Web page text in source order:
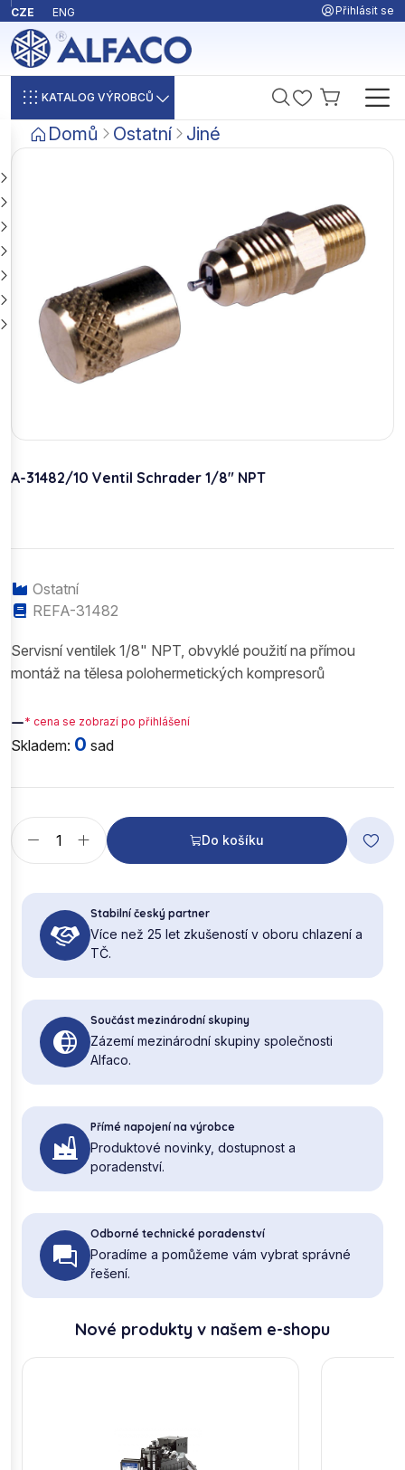
CZE ENG Přihlásit se
KATALOG VÝROBCŮ
Domů Ostatní Jiné
A-31482/10 Ventil Schrader 1/8" NPT
Ostatní
REFA-31482
Servisní ventilek 1/8" NPT, obvyklé použití na přímou
montáž na tělesa polohermetických kompresorů
—* cena se zobrazí po přihlášení
Skladem: 0 sad
Do košíku
Stabilní český partner
Více než 25 let zkušeností v oboru chlazení a
TČ.
Součást mezinárodní skupiny
Zázemí mezinárodní skupiny společnosti
Alfaco.
Přímé napojení na výrobce
Produktové novinky, dostupnost a
poradenství.
Odborné technické poradenství
Poradíme a pomůžeme vám vybrat správné
řešení.
Nové produkty v našem e-shopu